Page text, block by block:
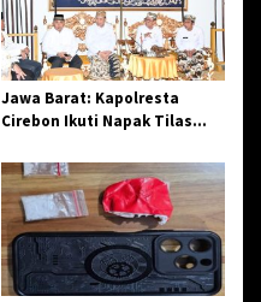
Jawa Barat: Kapolresta
Cirebon Ikuti Napak Tilas
Sinergi dan Pelestarian
Sejarah